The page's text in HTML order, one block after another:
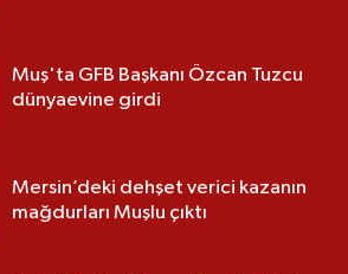
Muş'ta GFB Başkanı Özcan Tuzcu
dünyaevine girdi
Mersin’deki dehşet verici kazanın
mağdurları Muşlu çıktı